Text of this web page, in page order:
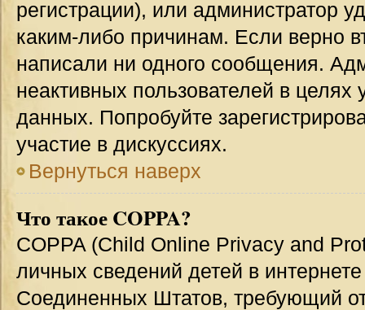
регистрации), или администратор
каким-либо причинам. Если верно
написали ни одного сообщения.
неактивных пользователей в
данных. Попробуйте
участие в дискуссиях.
Вернуться наверх
Что такое COPPA?
COPPA (Child Online Privacy and
личных сведений детей в
Соединенных Штатов, требующий